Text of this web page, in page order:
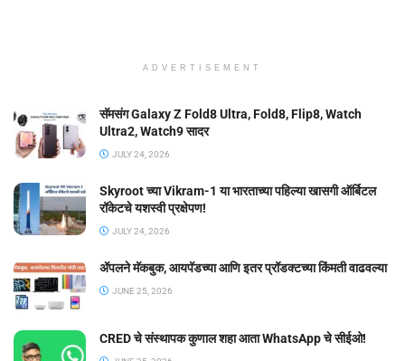
ADVERTISEMENT
सॅमसंग Galaxy Z Fold8 Ultra, Fold8, Flip8, Watch
Ultra2, Watch9 सादर
JULY 24, 2026
Skyroot च्या Vikram-1 या भारताच्या पहिल्या खासगी ऑर्बिटल
रॉकेटचे यशस्वी प्रक्षेपण!
JULY 24, 2026
ॲपलने मॅकबुक, आयपॅडच्या आणि इतर प्रॉडक्टच्या किंमती वाढवल्या
JUNE 25, 2026
CRED चे संस्थापक कुणाल शहा आता WhatsApp चे सीईओ!